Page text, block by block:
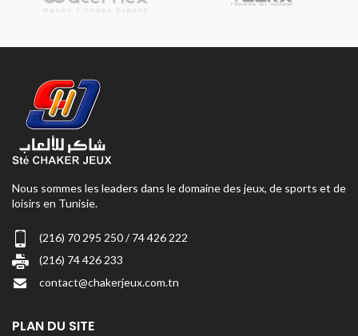
Nous sommes les leaders dans le domaine des jeux, de sports et de
loisirs en Tunisie.
(216) 70 295 250 / 74 426 222
(216) 74 426 233
contact@chakerjeux.com.tn
PLAN DU SITE